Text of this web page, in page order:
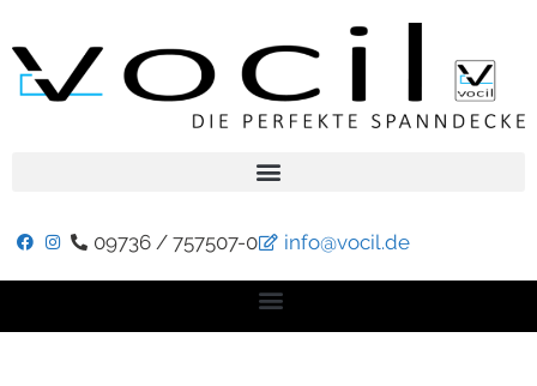
09736 / 757507-0 info@vocil.de